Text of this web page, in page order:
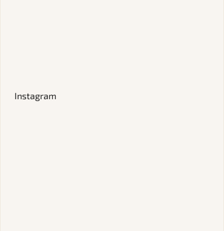
Instagram